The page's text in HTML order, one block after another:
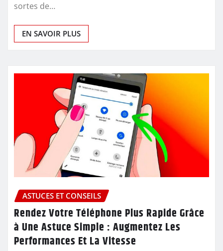
sortes de…
EN SAVOIR PLUS
ASTUCES ET CONSEILS
Rendez Votre Téléphone Plus Rapide Grâce
à Une Astuce Simple : Augmentez Les
Performances Et La Vitesse